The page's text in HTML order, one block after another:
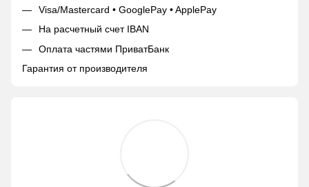
Visa/Mastercard • GooglePay • ApplePay
На расчетный счет IBAN
Оплата частями ПриватБанк
Гарантия от производителя